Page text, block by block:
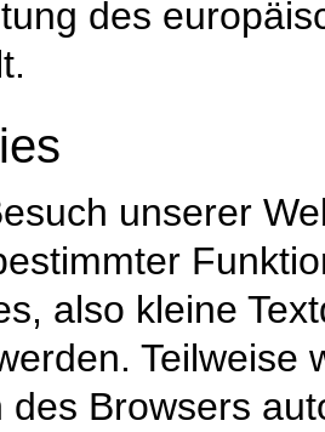
des
unserer
also kleine
Teilweise
des Browsers